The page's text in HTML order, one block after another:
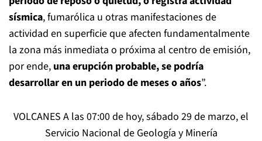
sísmica, fumarólica u otras manifestaciones de
actividad en superficie que afecten fundamentalmente
la zona más inmediata o próxima al centro de emisión,
por ende, una erupción probable, se podría
desarrollar en un periodo de meses o años”.
VOLCANES A las 07:00 de hoy, sábado 29 de marzo, el
Servicio Nacional de Geología y Minería